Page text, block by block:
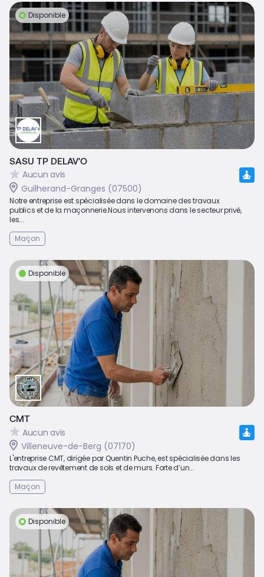
Disponible
SASU TP DELAV'O
Aucun avis
Guilherand-Granges (07500)
Notre entreprise est spécialisée dans le domaine des travaux
publics et de la maçonnerie.Nous intervenons dans le secteur privé,
les...
Maçon
Disponible
CMT
Aucun avis
Villeneuve-de-Berg (07170)
L'entreprise CMT, dirigée par Quentin Puche, est spécialisée dans les
travaux de revêtement de sols et de murs. Forte d’un...
Maçon
Disponible